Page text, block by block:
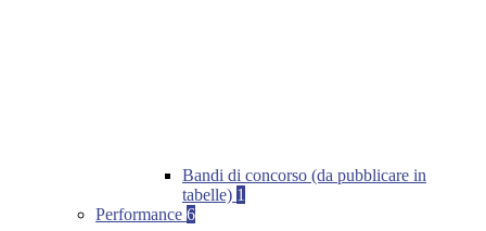
Bandi di concorso (da pubblicare in
tabelle) 1
Performance 6